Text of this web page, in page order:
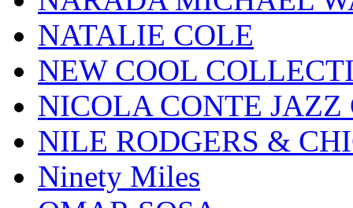
NATALIE COLE
NEW COOL
NICOLA CONTE JAZZ
NILE RODGERS &
Ninety Miles